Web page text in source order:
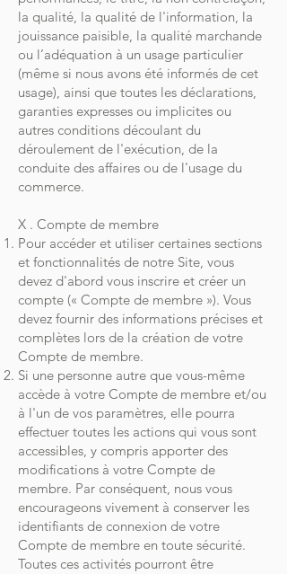
la qualité, la qualité de l'information, la
jouissance paisible, la qualité marchande
ou l’adéquation à un usage particulier
(même si nous avons été informés de cet
usage), ainsi que toutes les déclarations,
garanties expresses ou implicites ou
autres conditions découlant du
déroulement de l'exécution, de la
conduite des affaires ou de l'usage du
commerce.
X . Compte de membre
Pour accéder et utiliser certaines sections
et fonctionnalités de notre Site, vous
devez d'abord vous inscrire et créer un
compte (« Compte de membre »). Vous
devez fournir des informations précises et
complètes lors de la création de votre
Compte de membre.
Si une personne autre que vous-même
accède à votre Compte de membre et/ou
à l'un de vos paramètres, elle pourra
effectuer toutes les actions qui vous sont
accessibles, y compris apporter des
modifications à votre Compte de
membre. Par conséquent, nous vous
encourageons vivement à conserver les
identifiants de connexion de votre
Compte de membre en toute sécurité.
Toutes ces activités pourront être